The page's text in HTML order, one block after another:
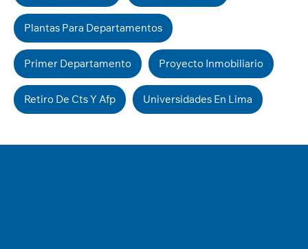
Plantas Para Departamentos
Primer Departamento Proyecto Inmobiliario
Retiro De Cts Y Afp Universidades En Lima